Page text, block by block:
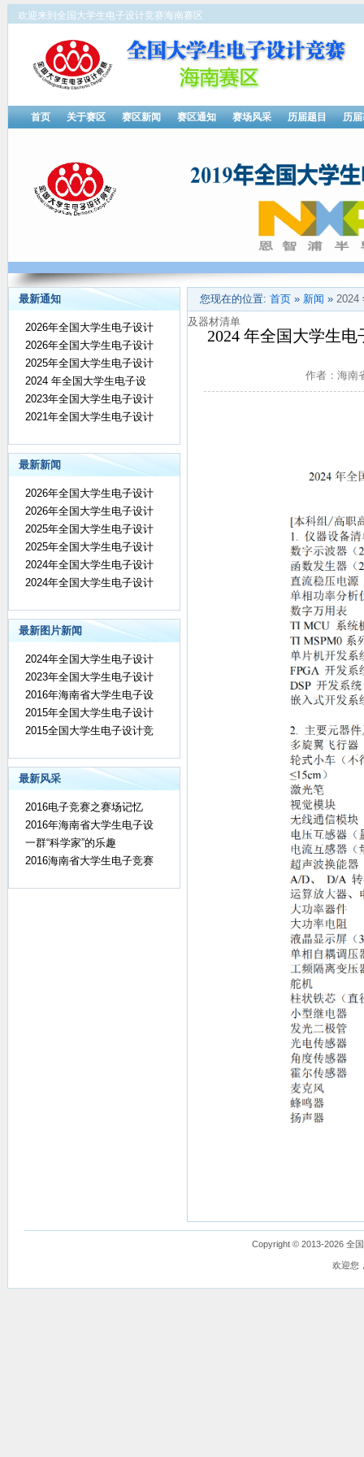
欢迎来到全国大学生电子设计竞赛海南赛区
首页 关于赛区 赛区新闻 赛区通知 赛场风采 历届题目 历
最新通知
2026年全国大学生电子设计
2026年全国大学生电子设计
2025年全国大学生电子设计
2024 年全国大学生电子设
2023年全国大学生电子设计
2021年全国大学生电子设计
最新新闻
2026年全国大学生电子设计
2026年全国大学生电子设计
2025年全国大学生电子设计
2025年全国大学生电子设计
2024年全国大学生电子设计
2024年全国大学生电子设计
最新图片新闻
2024年全国大学生电子设计
2023年全国大学生电子设计
2016年海南省大学生电子设
2015年全国大学生电子设计
2015全国大学生电子设计竞
最新风采
2016电子竞赛之赛场记忆
2016年海南省大学生电子设
一群“科学家”的乐趣
2016海南省大学生电子竞赛
您现在的位置: 首页 » 新闻 » 2024
及器材清单
2024 年全国大学生
作者：海南
Copyright © 2013-2026 全
欢迎您